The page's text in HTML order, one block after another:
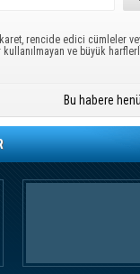
rencide edici cümleler
ve büyük
Bu habere